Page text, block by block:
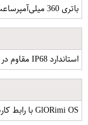
باتری 360 میلی‌آمپرساعت با عمر 3 تا 5 روز استفاده معمولی
استاندارد IP68 مقاوم در برابر آب و گرد و غبار
GlO​Rimi OS با رابط کاربری پویا و پشتیبانی از واچ‌فیس‌های داینامیک